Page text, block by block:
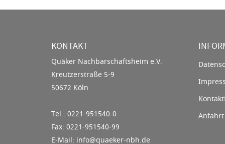
KONTAKT
Quäker Nachbarschaftsheim e.V.
Kreutzerstraße 5-9
50672 Köln
Tel.: 0221-951540-0
Fax: 0221-951540-99
E-Mail: info@quaeker-nbh.de
Anfahrt